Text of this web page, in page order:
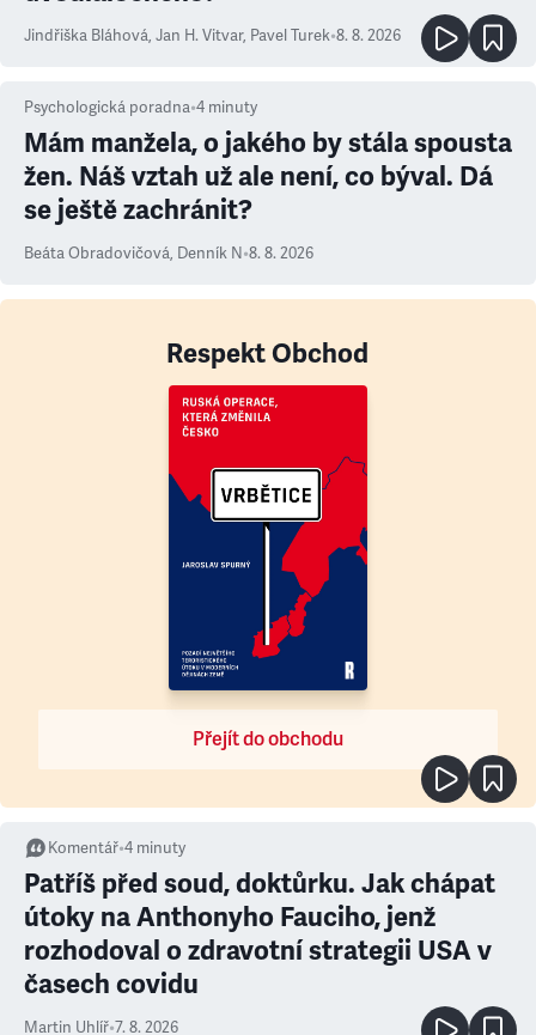
Jindřiška Bláhová, Jan H. Vitvar, Pavel Turek•8. 8. 2026
Psychologická poradna•4 minuty
Mám manžela, o jakého by stála spousta
žen. Náš vztah už ale není, co býval. Dá
se ještě zachránit?
Beáta Obradovičová, Denník N•8. 8. 2026
Respekt Obchod
Přejít do obchodu
Komentář•4 minuty
Patříš před soud, doktůrku. Jak chápat
útoky na Anthonyho Fauciho, jenž
rozhodoval o zdravotní strategii USA v
časech covidu
Martin Uhlíř•7. 8. 2026